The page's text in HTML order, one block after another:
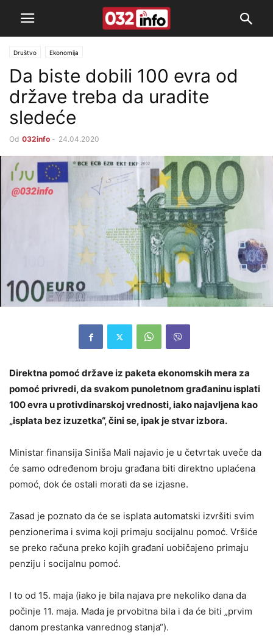
Društvo Ekonomija
Da biste dobili 100 evra od
države treba da uradite
sledeće
Od 032info - 24.04.2020
Direktna pomoć države iz paketa ekonomskih mera za
pomoć privredi, da svakom punoletnom građaninu isplati
100 evra u protivdinarskoj vrednosti, iako najavljena kao
„isplata bez izuzetka“, čini se, ipak je stvar izbora.
Ministar finansija Siniša Mali najavio je u četvrtak uveče da
će samo određenom broju građana biti direktno uplaćena
pomoć, dok će ostali morati da se izjasne.
Zasad je poznato da će se isplata automatski izvršiti svim
penzionerima i svima koji primaju socijalnu pomoć. Vršiće
se preko računa preko kojih građani uobičajeno primaju
penziju i socijalnu pomoć.
I to od 15. maja (iako je bila najava pre nekoliko dana da
počinje 11. maja. Mada je prvobitna bila i da će biti „prvim
danom prestanka vanrednog stanja“).